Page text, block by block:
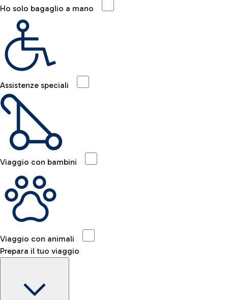
Ho solo bagaglio a mano
Assistenze speciali
Viaggio con bambini
Viaggio con animali
Prepara il tuo viaggio